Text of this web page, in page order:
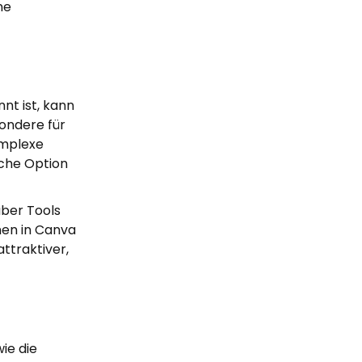
ist, kann
für
Option
Tools
in Canva
die